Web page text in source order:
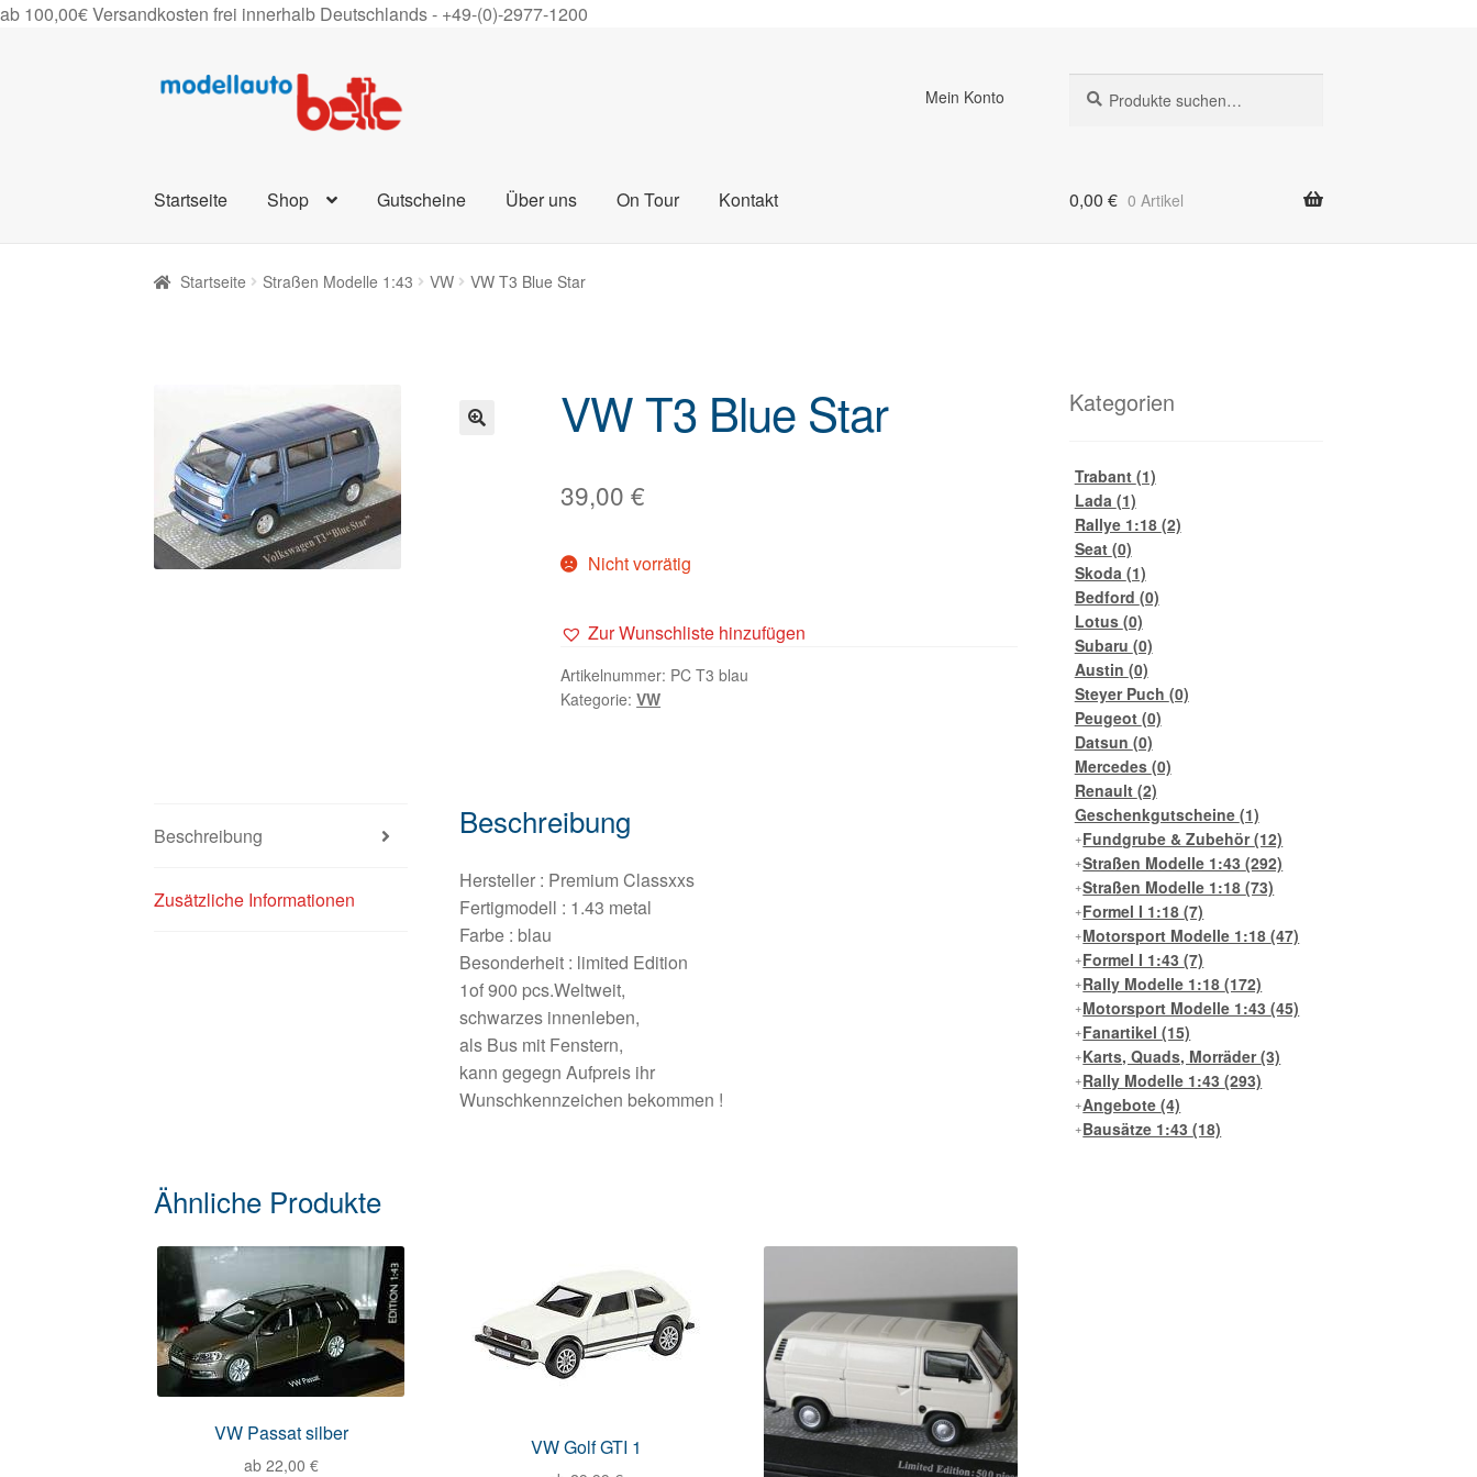
ab 100,00€ Versandkosten frei innerhalb Deutschlands - +49-(0)-2977-1200
Zur
Zum
Mein Konto
nach:
Startseite Shop Gutscheine Über uns On Tour Kontakt 0,00 € 0 Artikel
Startseite Straßen Modelle 1:43 VW VW T3 Blue Star
VW T3 Blue Star
39,00€
Nicht vorrätig
Zur Wunschliste hinzufügen
Artikelnummer: PC T3 blau
Kategorie:VW
Beschreibung
Zusätzliche Informationen
Beschreibung
Hersteller : Premium Classxxs
Fertigmodell : 1.43 metal
Farbe : blau
Besonderheit : limited Edition
1of 900 pcs.Weltweit,
schwarzes innenleben,
als Bus mit Fenstern,
kann gegegn Aufpreis ihr
Wunschkennzeichen bekommen !
Ähnliche Produkte
VW Passat silber
ab 22,00 €
VW Golf GTI 1
Kategorien
Trabant (1)
Lada (1)
Rallye 1:18 (2)
Seat (0)
Skoda (1)
Bedford (0)
Lotus (0)
Subaru (0)
Austin (0)
Steyer Puch (0)
Peugeot (0)
Datsun (0)
Mercedes (0)
Renault (2)
Geschenkgutscheine (1)
Fundgrube & Zubehör(12)
Straßen Modelle 1:43(292)
Straßen Modelle 1:18(73)
Formel I 1:18(7)
Motorsport Modelle 1:18(47)
Formel I 1:43(7)
Rally Modelle 1:18(172)
Motorsport Modelle 1:43(45)
Fanartikel(15)
Karts, Quads, Morräder(3)
Rally Modelle 1:43(293)
Angebote(4)
Bausätze 1:43(18)